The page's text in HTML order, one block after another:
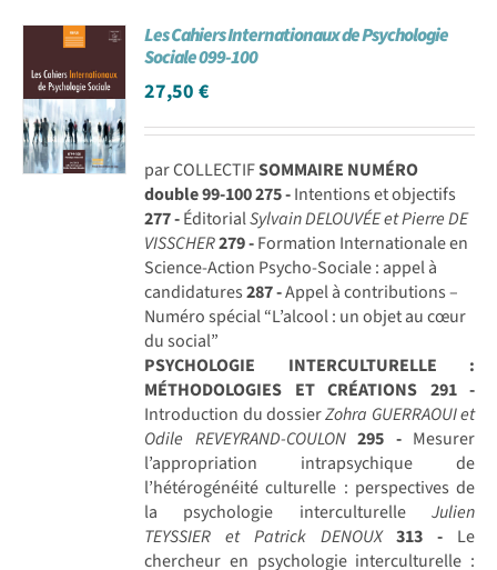
Les Cahiers Internationaux de Psychologie
Sociale 099-100
27,50€
par COLLECTIFSOMMAIRE NUMÉRO
double 99-100275 -Intentions et objectifs
277 -ÉditorialSylvain DELOUVÉE et Pierre DE
VISSCHER279 -Formation Internationale en
Science-Action Psycho-Sociale : appel à
candidatures287 -Appel à contributions –
Numéro spécial “L’alcool : un objet au cœur
du social”
PSYCHOLOGIE INTERCULTURELLE :
MÉTHODOLOGIES ET CRÉATIONS 291 -
Introduction du dossierZohra GUERRAOUI et
Odile REVEYRAND-COULON 295 -Mesurer
l’appropriation intrapsychique de
l’hétérogénéité culturelle : perspectives de
la psychologie interculturelle Julien
TEYSSIER et Patrick DENOUX 313 - Le
chercheur en psychologie interculturelle :